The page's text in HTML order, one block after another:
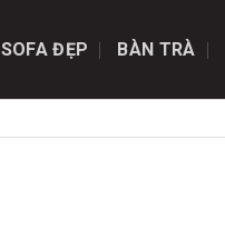
SOFA ĐẸP BÀN TRÀ